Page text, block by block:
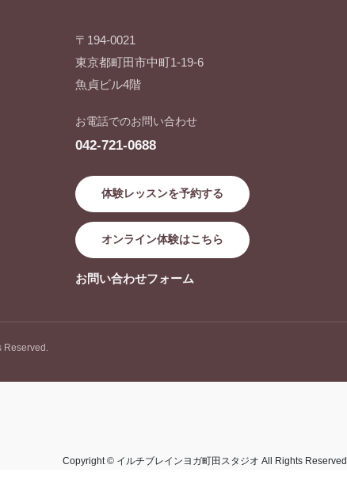
〒194-0021
東京都町田市中町1-19-6
魚貞ビル4階
お電話でのお問い合わせ
042-721-0688
体験レッスンを予約する
オンライン体験はこちら
お問い合わせフォーム
Copyright © イルチブレインヨガ町田スタジオ All Rights Reserved.